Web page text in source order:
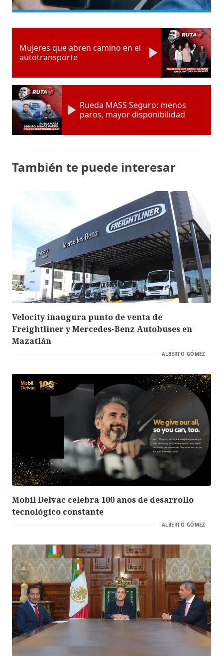
Mujeres que abren camino en el
autotransporte
Rueda MASS Seguro: menos
paros, mayor disponibilidad
También te puede interesar
Velocity inaugura punto de venta de
Freightliner y Mercedes-Benz Autobuses en
Mazatlán
ALBERTO GÓMEZ
Mobil Delvac celebra 100 años de desarrollo
tecnológico constante
ALBERTO GÓMEZ